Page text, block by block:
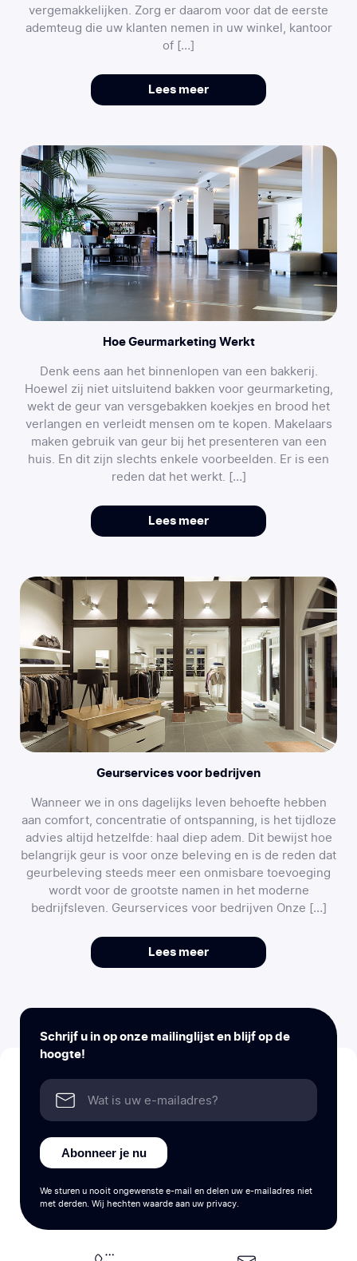
vergemakkelijken. Zorg er daarom voor dat de eerste
ademteug die uw klanten nemen in uw winkel, kantoor
of […]
Lees meer
Hoe Geurmarketing Werkt
Denk eens aan het binnenlopen van een bakkerij.
Hoewel zij niet uitsluitend bakken voor geurmarketing,
wekt de geur van versgebakken koekjes en brood het
verlangen en verleidt mensen om te kopen. Makelaars
maken gebruik van geur bij het presenteren van een
huis. En dit zijn slechts enkele voorbeelden. Er is een
reden dat het werkt. […]
Lees meer
Geurservices voor bedrijven
Wanneer we in ons dagelijks leven behoefte hebben
aan comfort, concentratie of ontspanning, is het tijdloze
advies altijd hetzelfde: haal diep adem. Dit bewijst hoe
belangrijk geur is voor onze beleving en is de reden dat
geurbeleving steeds meer een onmisbare toevoeging
wordt voor de grootste namen in het moderne
bedrijfsleven. Geurservices voor bedrijven Onze […]
Lees meer
Schrijf u in op onze mailinglijst en blijf op de
hoogte!
Abonneer je nu
We sturen u nooit ongewenste e-mail en delen uw e-mailadres niet
met derden. Wij hechten waarde aan uw privacy.